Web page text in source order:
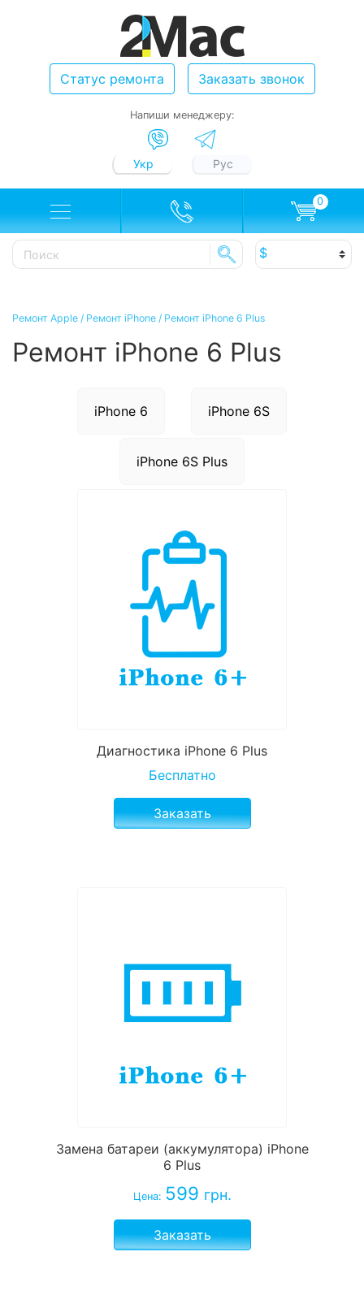
Статус ремонта Заказать звонок
Напиши менеджеру:
Укр Рус
0
Ремонт Apple / Ремонт iPhone / Ремонт iPhone 6 Plus
Ремонт iPhone 6 Plus
iPhone 6 iPhone 6S
iPhone 6S Plus
Диагностика iPhone 6 Plus
Бесплатно
Заказать
Замена батареи (аккумулятора) iPhone
6 Plus
Цена: 599 грн.
Заказать